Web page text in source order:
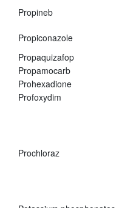
Propineb
Propiconazole
Propaquizafop
Propamocarb
Prohexadione
Profoxydim
Prochloraz